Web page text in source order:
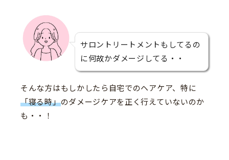
サロントリートメントもしてるの
に何故かダメージしてる・・
そんな方はもしかしたら自宅でのヘアケア、特に
「寝る時」のダメージケアを正く行えていないのか
も・・！